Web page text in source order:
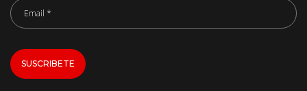
SUSCRIBETE